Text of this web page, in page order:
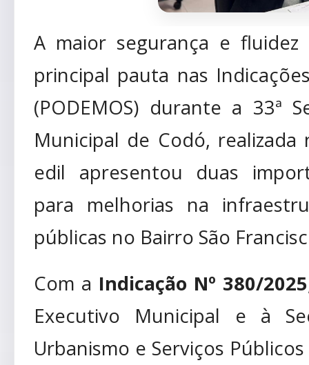
A maior segurança e
principal pauta nas
(PODEMOS) durante a 33ª
Municipal de Codó,
edil apresentou duas
para melhorias na
públicas no Bairro São
Com a Indicação Nº 380/2025
Executivo Municipal e à
Urbanismo e Serviços